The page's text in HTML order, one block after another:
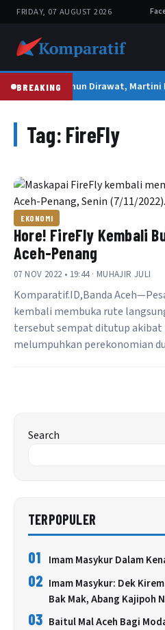
FRIDAY, 07 AUGUST 2026
BREAKING2 Tahun Dirawat, Martini
Tag: FireFly
EKONOMI
Hore! FireFly Kembali
Aceh-Penang
07 NOV 2022 • 19:44 · MUHAJIR JULI
Komparatif.ID,Banda
kembali membuka rute
tersebut sempat ditutup akibat
melumpuhkan perekonomian
Search
TERPOPULER
01 Imam Masykur Dalam
02 Imam Masykur: Dek
Bak Mak, Abang Kajipoh
03 Baitul Mal Aceh Bagi